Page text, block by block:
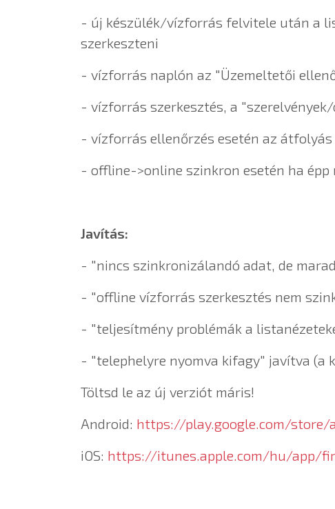
- új készülék/vízforrás felvitele után a
szerkeszteni
- vízforrás naplón az "Üzemeltetői
- vízforrás szerkesztés, a
- vízforrás ellenőrzés esetén az
- offline->online szinkron esetén ha
Javítás:
- "nincs szinkronizálandó adat, de
- "offline vízforrás szerkesztés nem
- "teljesítmény problémák a
- "telephelyre nyomva kifagy" javítva (a
Töltsd le az új verziót máris!
Android: https://play.google.com/
iOS: https://itunes.apple.com/hu/app/